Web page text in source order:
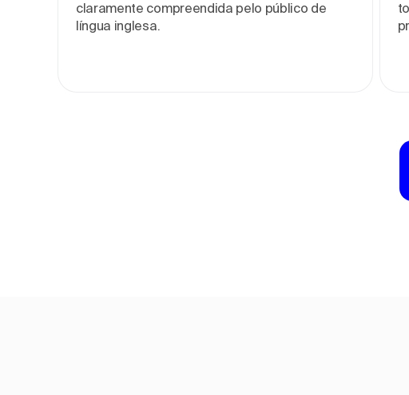
claramente compreendida pelo público de
língua inglesa.